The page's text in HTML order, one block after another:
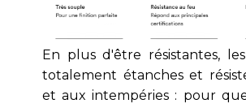
En plus d'être résistantes,
totalement étanches et
et aux intempéries : pour que